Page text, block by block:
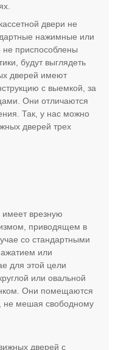
двери не
нажимные или
не приспособлены
будут выглядеть
дверей имеют
с выемкой, за
Они отличаются
Так, у нас можно
дверей трех
имеет врезную
приводящем в
со стандартными
или
для этой цели
или овальной
Они помещаются
не мешая свободному
дверей с